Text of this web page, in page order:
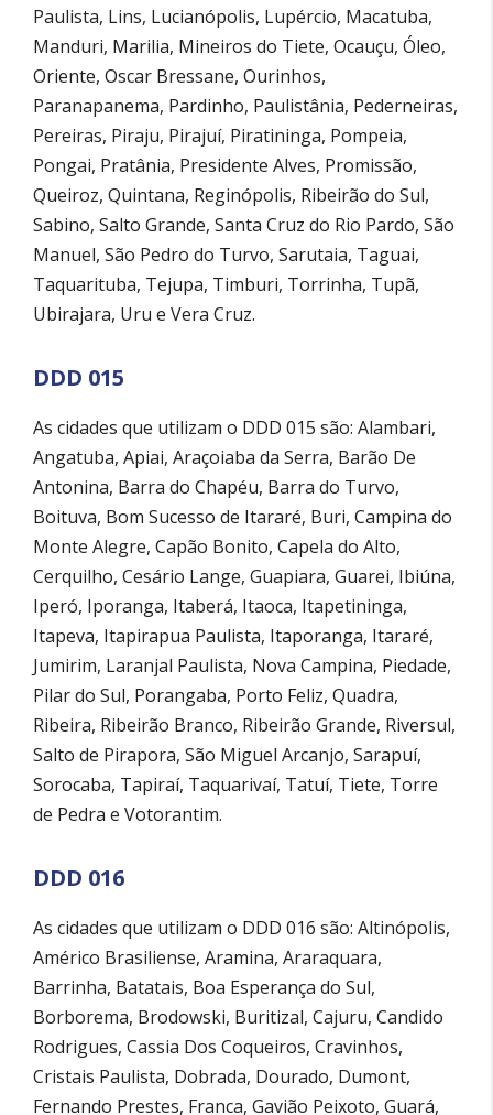
Paulista, Lins, Lucianópolis, Lupércio, Macatuba,
Manduri, Marilia, Mineiros do Tiete, Ocauçu, Óleo,
Oriente, Oscar Bressane, Ourinhos,
Paranapanema, Pardinho, Paulistânia, Pederneiras,
Pereiras, Piraju, Pirajuí, Piratininga, Pompeia,
Pongai, Pratânia, Presidente Alves, Promissão,
Queiroz, Quintana, Reginópolis, Ribeirão do Sul,
Sabino, Salto Grande, Santa Cruz do Rio Pardo, São
Manuel, São Pedro do Turvo, Sarutaia, Taguai,
Taquarituba, Tejupa, Timburi, Torrinha, Tupã,
Ubirajara, Uru e Vera Cruz.
DDD 015
As cidades que utilizam o DDD 015 são: Alambari,
Angatuba, Apiai, Araçoiaba da Serra, Barão De
Antonina, Barra do Chapéu, Barra do Turvo,
Boituva, Bom Sucesso de Itararé, Buri, Campina do
Monte Alegre, Capão Bonito, Capela do Alto,
Cerquilho, Cesário Lange, Guapiara, Guarei, Ibiúna,
Iperó, Iporanga, Itaberá, Itaoca, Itapetininga,
Itapeva, Itapirapua Paulista, Itaporanga, Itararé,
Jumirim, Laranjal Paulista, Nova Campina, Piedade,
Pilar do Sul, Porangaba, Porto Feliz, Quadra,
Ribeira, Ribeirão Branco, Ribeirão Grande, Riversul,
Salto de Pirapora, São Miguel Arcanjo, Sarapuí,
Sorocaba, Tapiraí, Taquarivaí, Tatuí, Tiete, Torre
de Pedra e Votorantim.
DDD 016
As cidades que utilizam o DDD 016 são: Altinópolis,
Américo Brasiliense, Aramina, Araraquara,
Barrinha, Batatais, Boa Esperança do Sul,
Borborema, Brodowski, Buritizal, Cajuru, Candido
Rodrigues, Cassia Dos Coqueiros, Cravinhos,
Cristais Paulista, Dobrada, Dourado, Dumont,
Fernando Prestes, Franca, Gavião Peixoto, Guará,